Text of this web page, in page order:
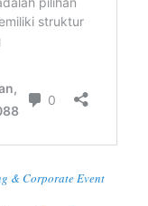
& Corporate Event